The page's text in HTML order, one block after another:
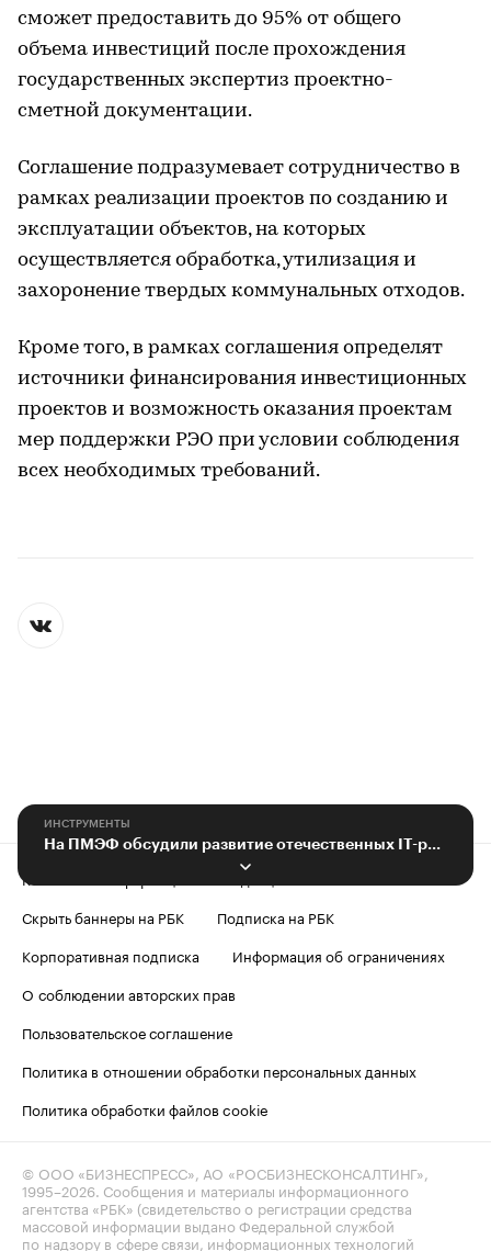
сможет предоставить до 95% от общего
объема инвестиций после прохождения
государственных экспертиз проектно-
сметной документации.
Соглашение подразумевает сотрудничество в
рамках реализации проектов по созданию и
эксплуатации объектов, на которых
осуществляется обработка, утилизация и
захоронение твердых коммунальных отходов.
Кроме того, в рамках соглашения определят
источники финансирования инвестиционных
проектов и возможность оказания проектам
мер поддержки РЭО при условии соблюдения
всех необходимых требований.
ИНСТРУМЕНТЫ
Контактная информация
Редакция
Скрыть баннеры на РБК
Подписка на РБК
Корпоративная подписка
Информация об ограничениях
О соблюдении авторских прав
Пользовательское соглашение
Политика в отношении обработки персональных данных
Политика обработки файлов cookie
© ООО «БИЗНЕСПРЕСС», АО «РОСБИЗНЕСКОНСАЛТИНГ»,
1995–2026 . Сообщения и материалы информационного
агентства «РБК» (свидетельство о регистрации средства
массовой информации выдано Федеральной службой
по надзору в сфере связи, информационных технологий